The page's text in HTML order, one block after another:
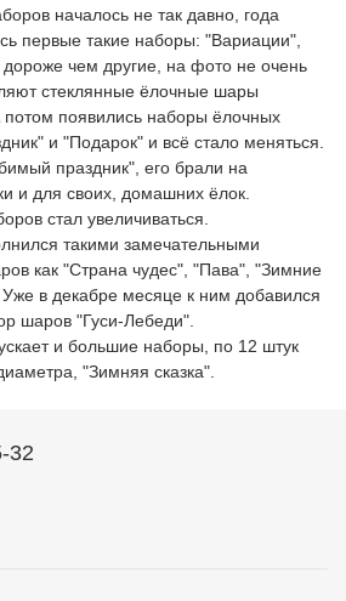
началось не так давно, года
первые такие наборы: "Вариации",
чем другие, на фото не очень
стеклянные ёлочные шары
появились наборы ёлочных
и "Подарок" и всё стало меняться.
праздник", его брали на
и для своих, домашних ёлок.
стал увеличиваться.
такими замечательными
как "Страна чудес", "Пава", "Зимние
в декабре месяце к ним добавился
шаров "Гуси-Лебеди".
и большие наборы, по 12 штук
"Зимняя сказка".
32